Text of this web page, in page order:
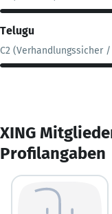
Telugu
C2 (Verhandlungssicher
XING
Profilangaben